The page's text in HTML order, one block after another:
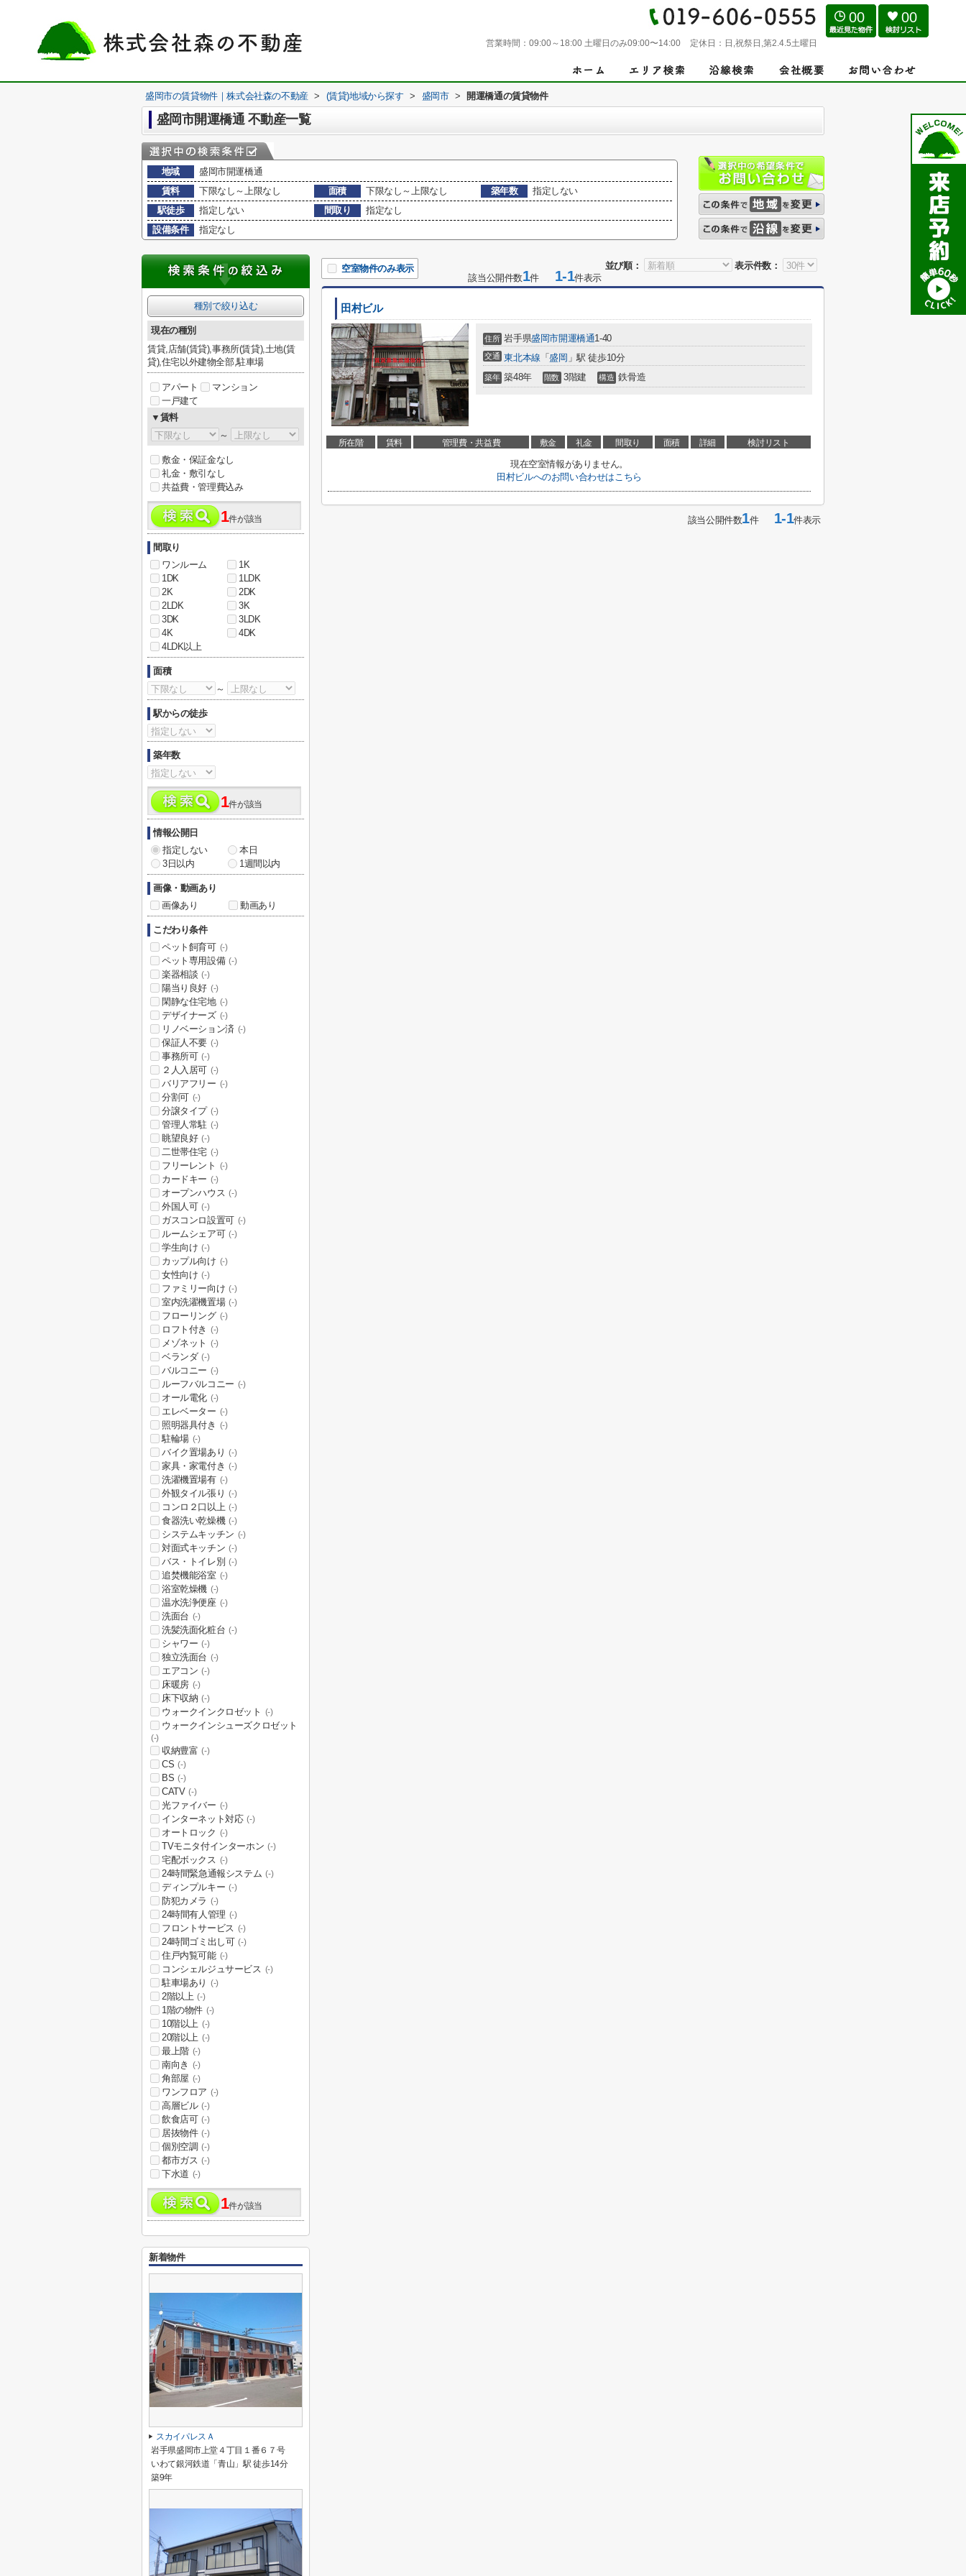
営業時間： 09:00～18:00 土曜日のみ09:00〜14:00 定休日： 日,祝祭日,第2.4.5土曜日
00 00
盛岡市の賃貸物件｜株式会社森の不動産 > (賃貸)地域から探す > 盛岡市 > 開運橋通の賃貸物件
盛岡市開運橋通 不動産一覧
地域
盛岡市開運橋通
賃料
下限なし～上限なし 面積 下限なし～上限なし 築年数
指定しない
駅徒歩
指定しない 間取り
指定なし
設備条件
指定なし
並び順： 表示件数：
空室物件のみ表示
該当公開件数1件 1-1件表示
田村ビル
住所 岩手県盛岡市開運橋通1-40
交通 東北本線 「盛岡 」駅 徒歩10分
築年 築48年 階数 3階建 構造 鉄骨造
所在階 賃料 管理費・共益費 敷金 礼金 間取り 面積 詳細 検討リスト
現在空室情報がありません。
田村ビルへのお問い合わせはこちら
該当公開件数1件1-1件表示
種別で絞り込む
現在の種別
賃貸,店舗(賃貸),事務所(賃貸),土地(賃
貸),住宅以外建物全部,駐車場
アパート
マンション
一戸建て
▼賃料
～
敷金・保証金なし
礼金・敷引なし
共益費・管理費込み
1件が該当
間取り
ワンルーム
1K
1DK
1LDK
2K
2DK
2LDK
3K
3DK
3LDK
4K
4DK
4LDK以上
面積
～
駅からの徒歩
築年数
1件が該当
情報公開日
指定しない
本日
3日以内
1週間以内
画像・動画あり
画像あり
動画あり
こだわり条件
ペット飼育可 (-)
ペット専用設備 (-)
楽器相談 (-)
陽当り良好 (-)
閑静な住宅地 (-)
デザイナーズ (-)
リノベーション済 (-)
保証人不要 (-)
事務所可 (-)
２人入居可 (-)
バリアフリー (-)
分割可 (-)
分譲タイプ (-)
管理人常駐 (-)
眺望良好 (-)
二世帯住宅 (-)
フリーレント (-)
カードキー (-)
オープンハウス (-)
外国人可 (-)
ガスコンロ設置可 (-)
ルームシェア可 (-)
学生向け (-)
カップル向け (-)
女性向け (-)
ファミリー向け (-)
室内洗濯機置場 (-)
フローリング (-)
ロフト付き (-)
メゾネット (-)
ベランダ (-)
バルコニー (-)
ルーフバルコニー (-)
オール電化 (-)
エレベーター (-)
照明器具付き (-)
駐輪場 (-)
バイク置場あり (-)
家具・家電付き (-)
洗濯機置場有 (-)
外観タイル張り (-)
コンロ２口以上 (-)
食器洗い乾燥機 (-)
システムキッチン (-)
対面式キッチン (-)
バス・トイレ別 (-)
追焚機能浴室 (-)
浴室乾燥機 (-)
温水洗浄便座 (-)
洗面台 (-)
洗髪洗面化粧台 (-)
シャワー (-)
独立洗面台 (-)
エアコン (-)
床暖房 (-)
床下収納 (-)
ウォークインクロゼット (-)
ウォークインシューズクロゼット
(-)
収納豊富 (-)
CS (-)
BS (-)
CATV (-)
光ファイバー (-)
インターネット対応 (-)
オートロック (-)
TVモニタ付インターホン (-)
宅配ボックス (-)
24時間緊急通報システム (-)
ディンプルキー (-)
防犯カメラ (-)
24時間有人管理 (-)
フロントサービス (-)
24時間ゴミ出し可 (-)
住戸内覧可能 (-)
コンシェルジュサービス (-)
駐車場あり (-)
2階以上 (-)
1階の物件 (-)
10階以上 (-)
20階以上 (-)
最上階 (-)
南向き (-)
角部屋 (-)
ワンフロア (-)
高層ビル (-)
飲食店可 (-)
居抜物件 (-)
個別空調 (-)
都市ガス (-)
下水道 (-)
1件が該当
新着物件
スカイパレスＡ
岩手県盛岡市上堂４丁目１番６７号
いわて銀河鉄道「青山」駅 徒歩14分
築9年